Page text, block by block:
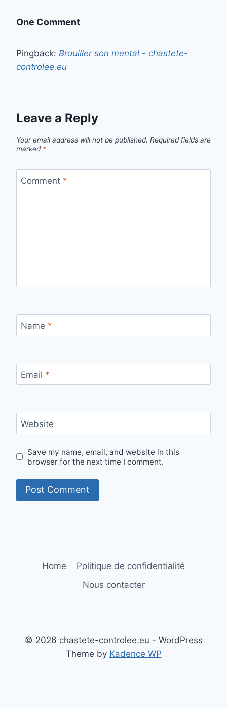
One Comment
Pingback: Brouiller son mental - chastete-
controlee.eu
Leave a Reply
Your email address will not be published. Required fields are
marked *
Comment *
Name *
Email *
Website
Save my name, email, and website in this
browser for the next time I comment.
Home
Politique de confidentialité
Nous contacter
© 2026 chastete-controlee.eu - WordPress
Theme by Kadence WP